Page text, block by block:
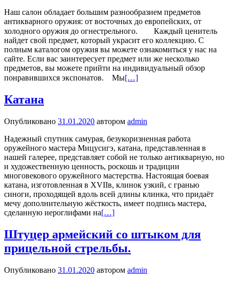
Наш салон обладает большим разнообразием предметов
антикварного оружия: от восточных до европейских, от
холодного оружия до огнестрельного.⠀ ⠀ Каждый ценитель
найдет свой предмет, который украсит его коллекцию. С
полным каталогом оружия вы можете ознакомиться у нас на
сайте. Если вас заинтересует предмет или же несколько
предметов, вы можете прийти на индивидуальный обзор
понравившихся экспонатов.⠀ Мы[…]
Катана
Опубликовано 31.01.2020 автором admin
Надежный спутник самурая, безукоризненная работа
оружейного мастера Мицусигэ, катана, представленная в
нашей галерее, представляет собой не только антикварную, но
и художественную ценность, роскошь и традиции
многовекового оружейного мастерства. Настоящая боевая
катана, изготовленная в XVIIв, клинок узкий, с гранью
синоги, проходящей вдоль всей длины клинка, что придаёт
мечу дополнительную жёсткость, имеет подпись мастера,
сделанную иероглифами на[…]
Штуцер армейский со штыком для
прицельной стрельбы.
Опубликовано 31.01.2020 автором admin